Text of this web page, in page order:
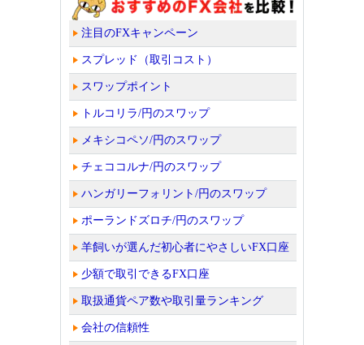
注目のFXキャンペーン
スプレッド（取引コスト）
スワップポイント
トルコリラ/円のスワップ
メキシコペソ/円のスワップ
チェココルナ/円のスワップ
ハンガリーフォリント/円のスワップ
ポーランドズロチ/円のスワップ
羊飼いが選んだ初心者にやさしいFX口座
少額で取引できるFX口座
取扱通貨ペア数や取引量ランキング
会社の信頼性